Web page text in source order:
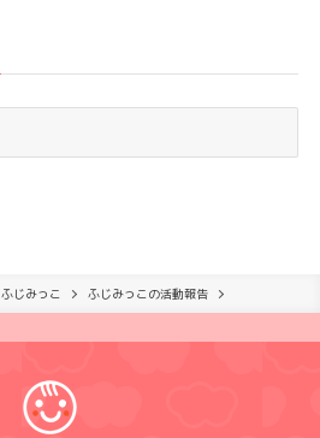
ふじみっこ ふじみっこの活動報告